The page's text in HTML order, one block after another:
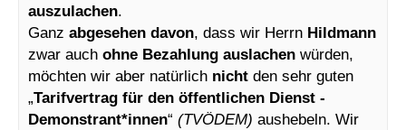
auszulachen.
Ganz abgesehen davon, dass wir Herrn Hildmann
zwar auch ohne Bezahlung auslachen würden,
möchten wir aber natürlich nicht den sehr guten
„Tarifvertrag für den öffentlichen Dienst -
Demonstrant*innen“ (TVÖDEM) aushebeln. Wir